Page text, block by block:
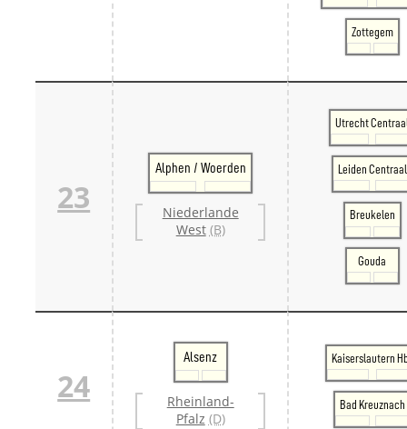
Zottegem
23
Alphen / Woerden
Niederlande
West (B)
Utrecht
Leiden Centraal
Breukelen
Gouda
24
Alsenz
Rheinland-
Pfalz (D)
Kaiserslautern
Bad Kreuznach